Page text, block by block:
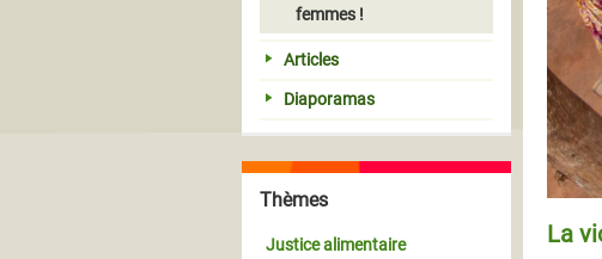
La
femmes !
Articles
Diaporamas
Thèmes
Justice alimentaire